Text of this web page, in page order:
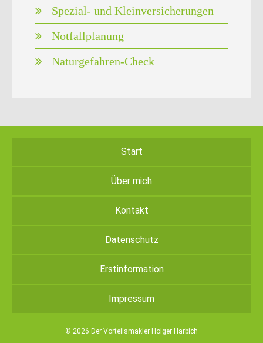
Spezial- und Kleinversicherungen
Notfallplanung
Naturgefahren-Check
Start
Über mich
Kontakt
Datenschutz
Erstinformation
Impressum
© 2026 Der Vorteilsmakler Holger Harbich